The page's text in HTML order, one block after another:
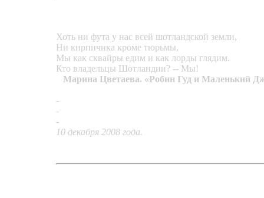
Хоть ни фута у нас всей шотландской земли,
Ни кирпичика кроме тюрьмы,
Мы как сквайры едим и как лорды глядим.
Кто владельцы Шотландии? -- Мы!
Марина Цветаева. «Робин Гуд и Маленький
-
-
-
10 декабря 2008 года.